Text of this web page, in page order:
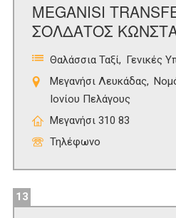
MEGANISI
ΣΟΛΔΑΤΟΣ
Θαλάσσια Ταξί
Γενικές
Μεγανήσι Λευκάδας
Ιονίου Πελάγους
Μεγανήσι 310 83
Τηλέφωνο
13